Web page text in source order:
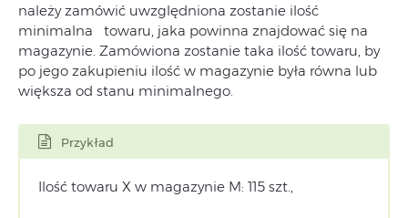
należy zamówić uwzględniona zostanie ilość
minimalna towaru, jaka powinna znajdować się na
magazynie. Zamówiona zostanie taka ilość towaru, by
po jego zakupieniu ilość w magazynie była równa lub
większa od stanu minimalnego.
Przykład
Ilość towaru X w magazynie M: 115 szt.,